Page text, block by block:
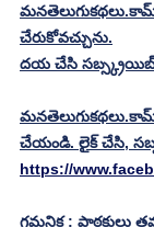
చేరుకోవచ్చును.
దయ చేసి సబ్స్క్రయిబ్
మనతెలుగుకథలు.కామ్
చేయండి. లైక్ చేసి,
https://
గమనిక : పాఠకులు